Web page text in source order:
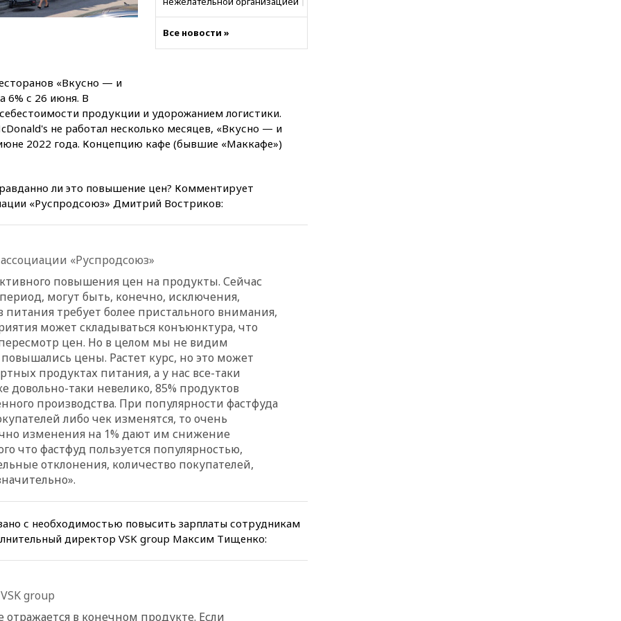
ребенок и женщина погибли
при падении деревьев во
вчера, 22:35 Винисиус
продлил контракт с «Реалом»
до 2032 года
станет значительно дороже
вчера, 22:20 Путин назвал 76-ю
доклад о ситуации на
добропольском направлении
вчера, 21:58 Генпрокуратура
признала нежелательным в
РФ американский Human
Rights Foundation
вчера, 21:35 «Аэрофлот»
отменяет часть рейсов в Сочи
и Геленджик
вчера, 21:25Руслан Терновой
выиграл золото чемпионата
метровой вышки
концессии строительства ж/д
вчера, 21:00 В России вновь
обсуждают эксперимент по
онлайн-продаже алкоголя
Все новости »
«Вкусно — и
6% с 26 июня. В
продукции и удорожанием логистики.
не работал несколько месяцев, «Вкусно — и
2022 года. Концепцию кафе (бывшие «Маккафе»)
ли это повышение цен? Комментирует
«Руспродсоюз» Дмитрий Востриков:
«Руспродсоюз»
повышения цен на продукты. Сейчас
могут быть, конечно, исключения,
питания требует более пристального внимания,
может складываться конъюнктура, что
цен. Но в целом мы не видим
цены. Растет курс, но это может
продуктах питания, а у нас все-таки
таки невелико, 85% продуктов
производства. При популярности фастфуда
либо чек изменятся, то очень
изменения на 1% дают им снижение
что фастфуд пользуется популярностью,
отклонения, количество покупателей,
с необходимостью повысить зарплаты сотрудникам
директор VSK group Максим Тищенко:
group
отражается в конечном продукте. Если